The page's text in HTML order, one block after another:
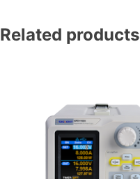
Related products